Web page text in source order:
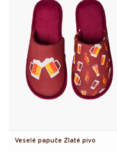
Veselé papuče Zlaté pivo